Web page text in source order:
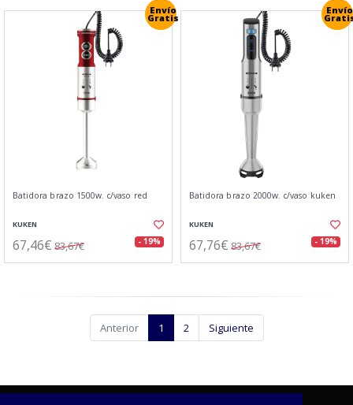
Envío
Gratis
Batidora brazo 1500w. c/vaso red
KUKEN
67,46€ 83,67€ - 19%
Envío
Batidora brazo 2000w. c/vaso kuken
KUKEN
67,76€ 83,67€ - 19%
Anterior 1 2 Siguiente